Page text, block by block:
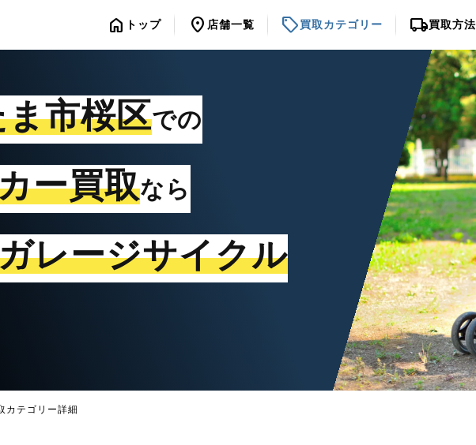
home トップ location_on 店舗一覧 sell買取カテゴリー local_shipping買取方法
市桜区での
ー買取なら
レージサイクル
カテゴリー詳細